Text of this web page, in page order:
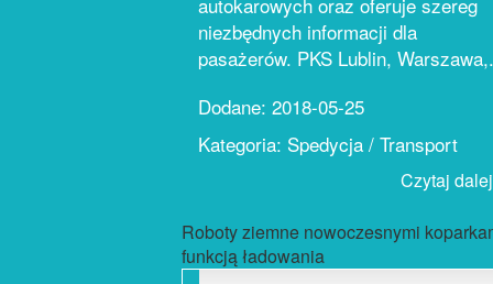
niezbędnych informacji dla
pasażerów. PKS Lublin,
Dodane: 2018-05-25
Kategoria: Spedycja / Transport
Czytaj
Roboty ziemne nowoczesnymi
funkcją ładowania